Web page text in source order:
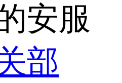
安服
部